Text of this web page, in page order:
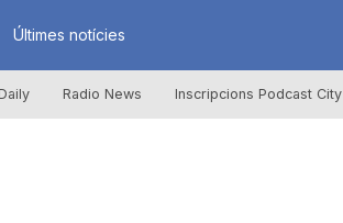
Últimes notícies
Radio News Inscripcions Podcast City